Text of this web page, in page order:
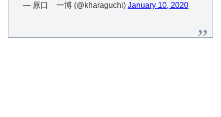
— 原口 一博 (@kharaguchi) January 10, 2020